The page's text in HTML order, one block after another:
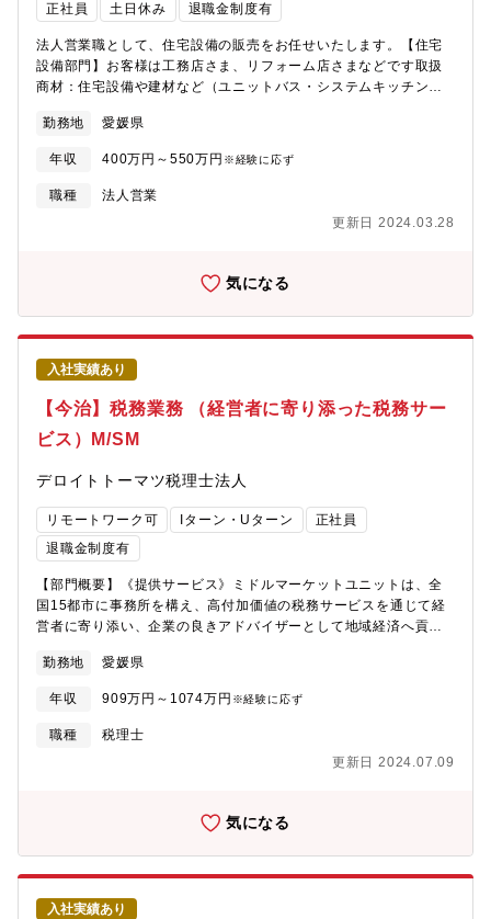
正社員 土日休み 退職金制度有
法人営業職として、住宅設備の販売をお任せいたします。【住宅
設備部門】お客様は工務店さま、リフォーム店さまなどです取扱
商材：住宅設備や建材など（ユニットバス・システムキッチンな
勤務地
愛媛県
年収 400万円～550万円 ※経験に応ず
職種
法人営業
更新日 2024.03.28
気になる
入社実績あり
【今治】税務業務 （経営者に寄り添った税務サー
ビス）M/SM
デロイトトーマツ税理士法人
リモートワーク可 Iターン・Uターン
正社員
退職金制度有
【部門概要】《提供サービス》ミドルマーケットユニットは、全
国15都市に事務所を構え、高付加価値の税務サービスを通じて経
営者に寄り添い、企業の良きアドバイザーとして地域経済へ貢献
て、法人税申告、組織再編、グループ通算制度等の法人向けサー
ビスを中心に、経営承継支援、個人所得税・資産税、電子帳簿保
存法対応支援等の幅広いサービスを提供しております。【主な職
務内容】法人税申告等の税務コンプライアンス業務を中心として
（マネジャー）として各案件のコントロール、および３～４名程
エキスパートとして対クライアントへのサービス提供を行って頂
きます。ワークライフバランスを取りやすく、リモートと出社の
ハイブリッドワークが浸透しています。今後の組織拡大に応じて
将来のキャリアも開かれています。UターンやIターンを希望され
ている方にもお勧めできるポジションです。【業務内容】■法人総
勤務地 愛媛県
年収 909万円～1074万円 ※経験に応ず
職種
税理士
更新日 2024.07.09
気になる
入社実績あり